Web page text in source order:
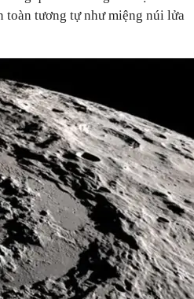
toàn tương tự như miệng núi lửa